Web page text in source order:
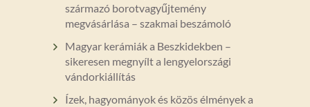
származó borotvagyűjtemény
megvásárlása – szakmai beszámoló
Magyar kerámiák a Beszkidekben –
sikeresen megnyílt a lengyelországi
vándorkiállítás
Ízek, hagyományok és közös élmények a